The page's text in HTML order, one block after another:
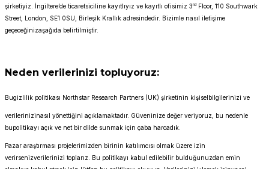
şirketiyiz. İngiltere’de ticaretsiciline kayıtlıyız ve kayıtlı ofisimiz 3rd Floor, 110 Southwark
Street, London, SE1 0SU, Birleşik Krallık adresindedir. Bizimle nasıl iletişime
geçeceğinizaşağıda belirtilmiştir.
Neden verilerinizi topluyoruz:
Bugizlilik politikası Northstar Research Partners (UK) şirketinin kişiselbilgilerinizi ve
verilerinizinasıl yönettiğini açıklamaktadır. Güveninize değer veriyoruz, bu nedenle
bupolitikayı açık ve net bir dilde sunmak için çaba harcadık.
Pazar araştırması projelerimizden birinin katılımcısı olmak üzere izin
verirsenizverilerinizi toplarız. Bu politikayı kabul edilebilir bulduğunuzdan emin